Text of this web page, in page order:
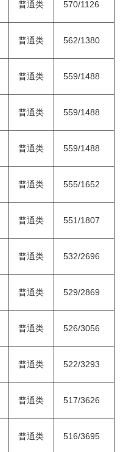
普通类 570/1126
普通类 562/1380
普通类 559/1488
普通类 559/1488
普通类 559/1488
普通类 555/1652
普通类 551/1807
普通类 532/2696
普通类 529/2869
普通类 526/3056
普通类 522/3293
普通类 517/3626
普通类 516/3695